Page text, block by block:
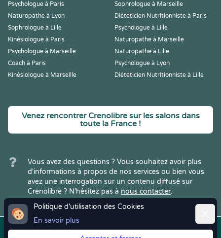
Politique d'utilisation des Cookies
En savoir plus
Psychologue à Paris
Sophrologue à Marseille
Naturopathe à Lyon
Diététicien Nutritionniste à Paris
Sophrologue à Lille
Psychologue à Lille
Kinésiologue à Paris
Naturopathe à Marseille
Psychologue à Marseille
Naturopathe à Lille
Coach à Paris
Psychologue à Lyon
Kinésiologue à Marseille
Diététicien Nutritionniste à Lille
Venez rencontrer Crenolibre sur les salons dans
toute la France !
Vous avez des questions ? Vous souhaitez avoir plus
d'informations à propos de nos services ou bien vous
avez une interrogation sur un contenu diffusé sur
Crenolibre ? N'hésitez pas à nous contacter.
Copyright © 2022Crenolibre, tous Mentions | CGV | RGPD